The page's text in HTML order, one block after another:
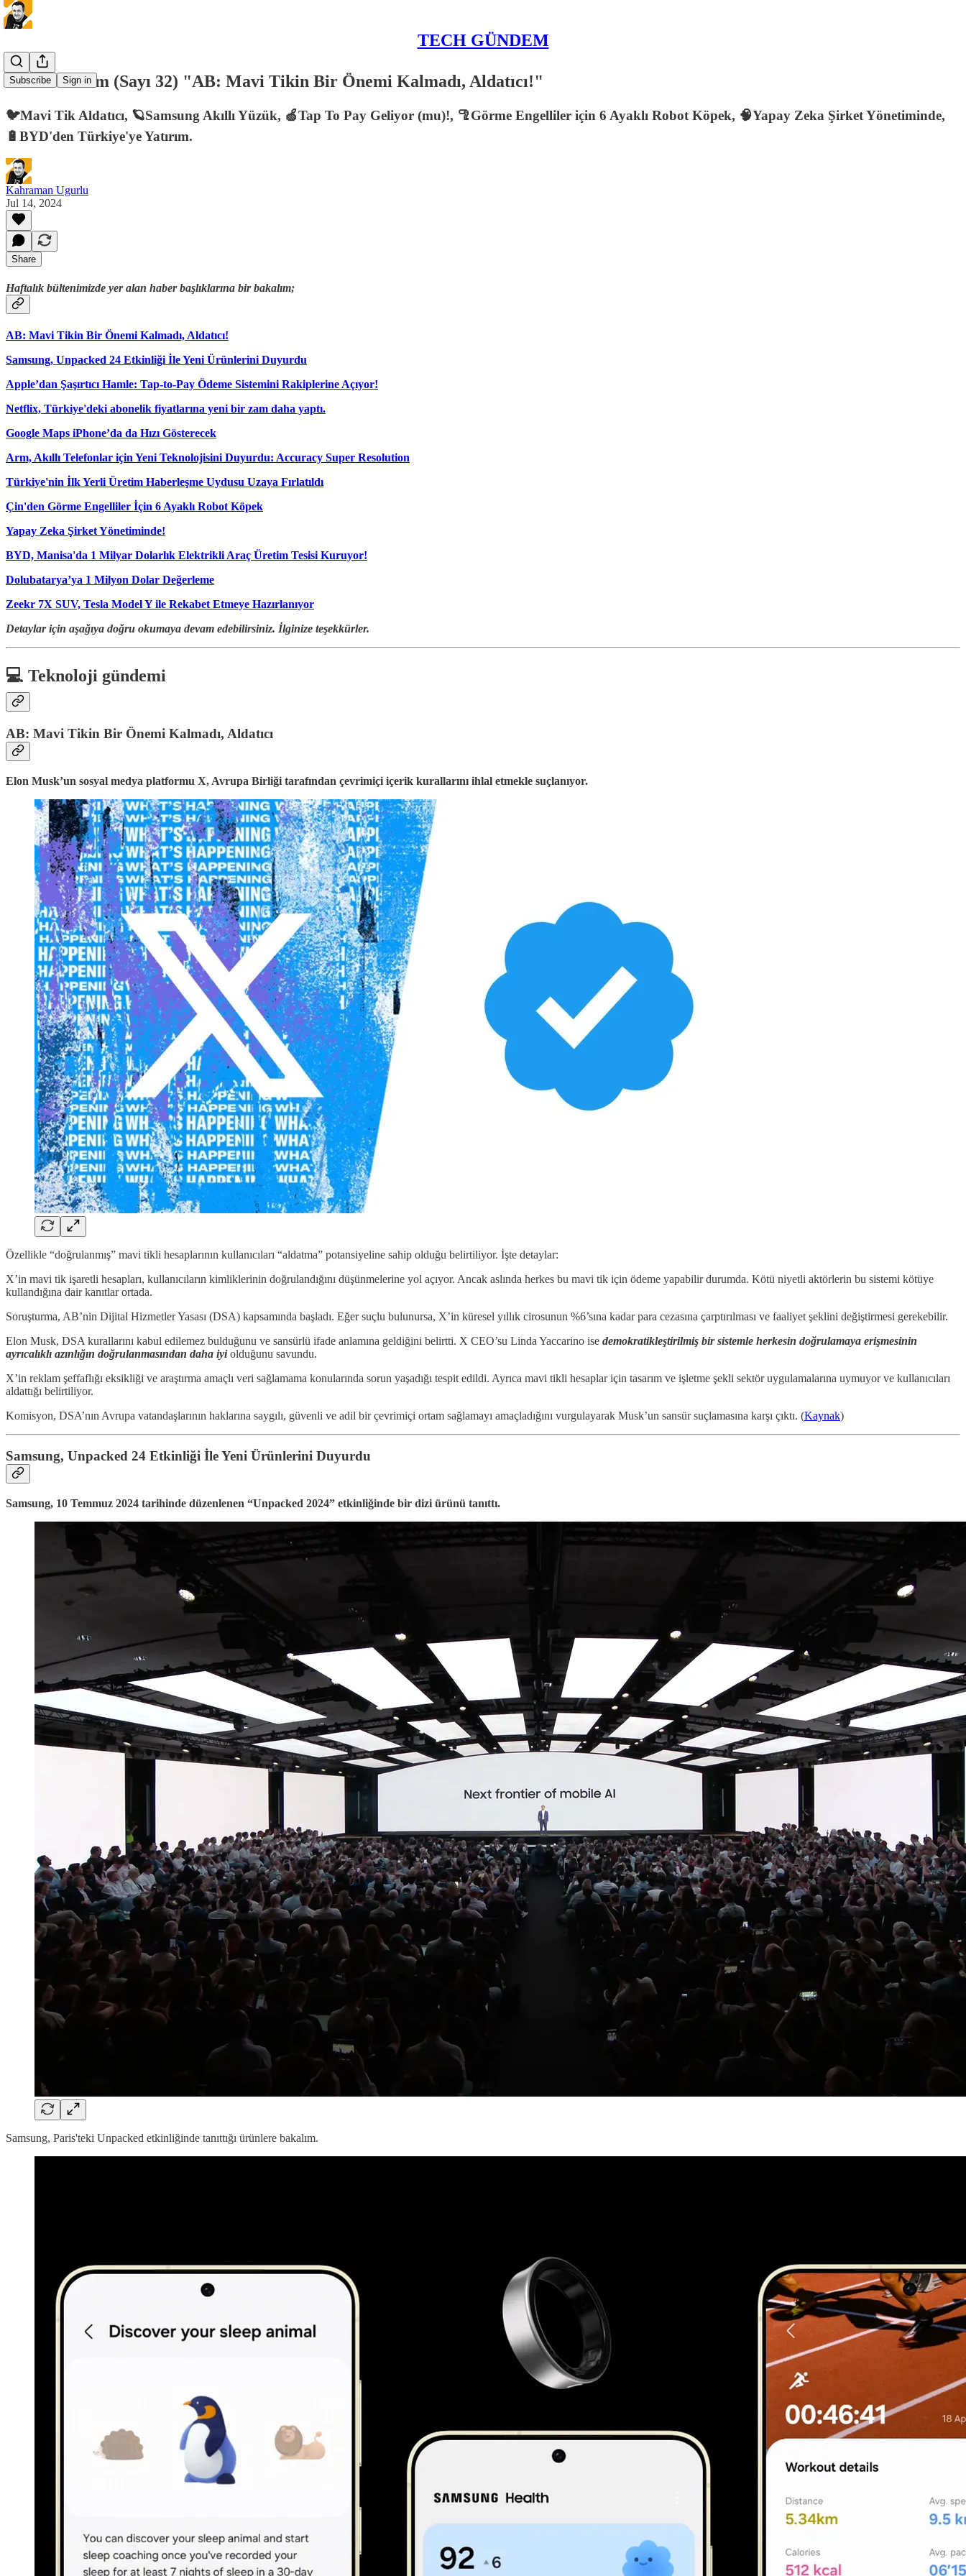
TECH GÜNDEM
Subscribe Sign in
Tech Gündem (Sayı 32) "AB: Mavi Tikin Bir Önemi Kalmadı, Aldatıcı!"
🐦Mavi Tik Aldatıcı, 🪐Samsung Akıllı Yüzük, 🍏Tap To Pay Geliyor (mu)!, 🦿Görme Engelliler için 6 Ayaklı Robot Köpek, 🧠Yapay Zeka Şirket Yönetiminde,
🔋BYD'den Türkiye'ye Yatırım.
Kahraman Ugurlu
Jul 14, 2024
Share
Haftalık bültenimizde yer alan haber başlıklarına bir bakalım;
AB: Mavi Tikin Bir Önemi Kalmadı, Aldatıcı!
Samsung, Unpacked 24 Etkinliği İle Yeni Ürünlerini Duyurdu
Apple’dan Şaşırtıcı Hamle: Tap-to-Pay Ödeme Sistemini Rakiplerine Açıyor!
Netflix, Türkiye'deki abonelik fiyatlarına yeni bir zam daha yaptı.
Google Maps iPhone’da da Hızı Gösterecek
Arm, Akıllı Telefonlar için Yeni Teknolojisini Duyurdu: Accuracy Super Resolution
Türkiye'nin İlk Yerli Üretim Haberleşme Uydusu Uzaya Fırlatıldı
Çin'den Görme Engelliler İçin 6 Ayaklı Robot Köpek
Yapay Zeka Şirket Yönetiminde!
BYD, Manisa'da 1 Milyar Dolarlık Elektrikli Araç Üretim Tesisi Kuruyor!
Dolubatarya’ya 1 Milyon Dolar Değerleme
Zeekr 7X SUV, Tesla Model Y ile Rekabet Etmeye Hazırlanıyor
Detaylar için aşağıya doğru okumaya devam edebilirsiniz. İlginize teşekkürler.
💻 Teknoloji gündemi
AB: Mavi Tikin Bir Önemi Kalmadı, Aldatıcı
Elon Musk’un sosyal medya platformu X, Avrupa Birliği tarafından çevrimiçi içerik kurallarını ihlal etmekle suçlanıyor.
Özellikle “doğrulanmış” mavi tikli hesaplarının kullanıcıları “aldatma” potansiyeline sahip olduğu belirtiliyor. İşte detaylar:
X’in mavi tik işaretli hesapları, kullanıcıların kimliklerinin doğrulandığını düşünmelerine yol açıyor. Ancak aslında herkes bu mavi tik için ödeme yapabilir durumda. Kötü niyetli aktörlerin bu sistemi kötüye
kullandığına dair kanıtlar ortada.
Soruşturma, AB’nin Dijital Hizmetler Yasası (DSA) kapsamında başladı. Eğer suçlu bulunursa, X’in küresel yıllık cirosunun %6’sına kadar para cezasına çarptırılması ve faaliyet şeklini değiştirmesi gerekebilir.
Elon Musk, DSA kurallarını kabul edilemez bulduğunu ve sansürlü ifade anlamına geldiğini belirtti. X CEO’su Linda Yaccarino ise demokratikleştirilmiş bir sistemle herkesin doğrulamaya erişmesinin
ayrıcalıklı azınlığın doğrulanmasından daha iyiolduğunu savundu.
X’in reklam şeffaflığı eksikliği ve araştırma amaçlı veri sağlamama konularında sorun yaşadığı tespit edildi. Ayrıca mavi tikli hesaplar için tasarım ve işletme şekli sektör uygulamalarına uymuyor ve kullanıcıları
aldattığı belirtiliyor.
Komisyon, DSA’nın Avrupa vatandaşlarının haklarına saygılı, güvenli ve adil bir çevrimiçi ortam sağlamayı amaçladığını vurgulayarak Musk’un sansür suçlamasına karşı çıktı. (Kaynak)
Samsung, Unpacked 24 Etkinliği İle Yeni Ürünlerini Duyurdu
Samsung, 10 Temmuz 2024 tarihinde düzenlenen “Unpacked 2024” etkinliğinde bir dizi ürünü tanıttı.
Samsung, Paris'teki Unpacked etkinliğinde tanıttığı ürünlere bakalım.